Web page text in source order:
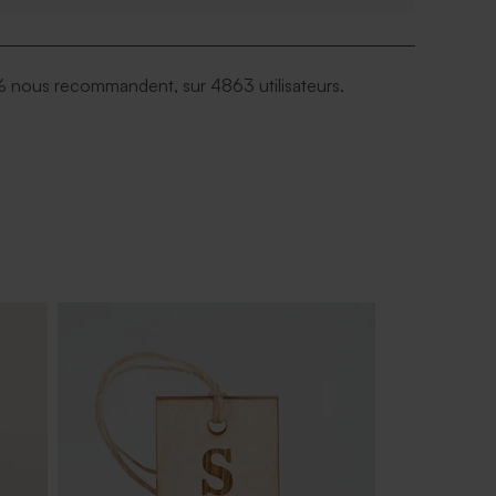
nous recommandent, sur 4863 utilisateurs.